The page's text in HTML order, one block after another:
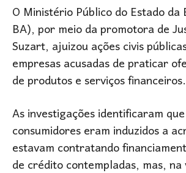
O Ministério Público do Estado
BA), por meio da promotora de
Suzart, ajuizou ações civis
empresas acusadas de praticar
de produtos e serviços financeiros.
As investigações identificaram
consumidores eram induzidos a
estavam contratando
de crédito contempladas, mas,